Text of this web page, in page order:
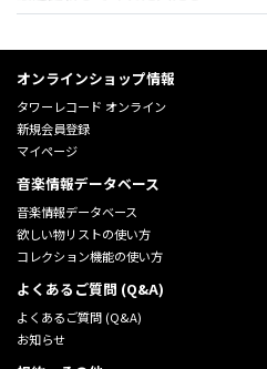
オンラインショップ情報
タワーレコード オンライン
新規会員登録
マイページ
音楽情報データベース
音楽情報データベース
欲しい物リストの使い方
コレクション機能の使い方
よくあるご質問 (Q&A)
よくあるご質問 (Q&A)
お知らせ